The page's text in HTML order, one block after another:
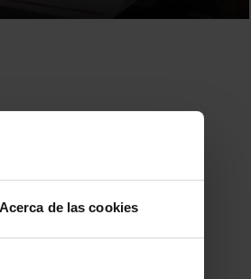
Acerca de las cookies
en la
bajo el